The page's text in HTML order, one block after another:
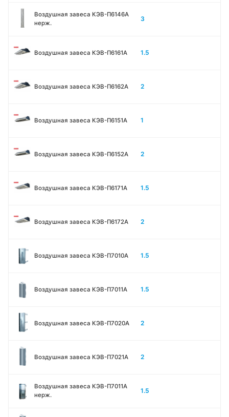
Воздушная завеса КЭВ-П6146A
нерж.
3
Воздушная завеса КЭВ-П6161А 1.5
Воздушная завеса КЭВ-П6162А 2
Воздушная завеса КЭВ-П6151А 1
Воздушная завеса КЭВ-П6152А 2
Воздушная завеса КЭВ-П6171А 1.5
Воздушная завеса КЭВ-П6172А 2
Воздушная завеса КЭВ-П7010A 1.5
Воздушная завеса КЭВ-П7011A 1.5
Воздушная завеса КЭВ-П7020A 2
Воздушная завеса КЭВ-П7021A 2
Воздушная завеса КЭВ-П7011A
нерж.
1.5